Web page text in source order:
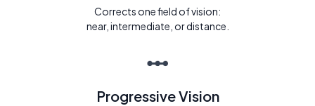
Corrects one field of vision:
near, intermediate, or distance.
Progressive Vision